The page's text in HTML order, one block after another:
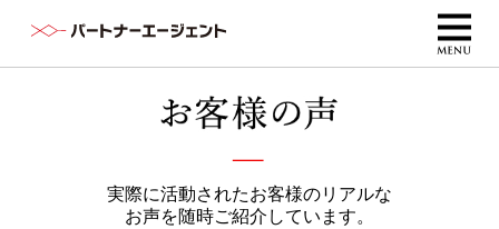
実際に活動されたお客様のリアルな
お声を随時ご紹介しています。